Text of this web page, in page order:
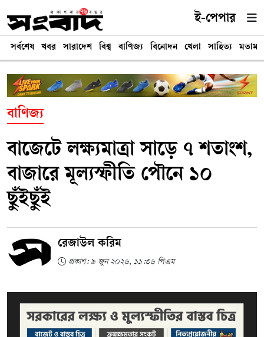
ই-পেপার
সর্বশেষ খবর সারাদেশ বিশ্ব বাণিজ্য বিনোদন খেলা সাহিত্য মতামত
বাণিজ্য
বাজেটে লক্ষ্যমাত্রা সাড়ে ৭ শতাংশ,
বাজারে মূল্যস্ফীতি পৌনে ১০
ছুঁইছুঁই
রেজাউল করিম
প্রকাশ: ৯ জুন ২০২৬, ১১:৩৬ পিএম